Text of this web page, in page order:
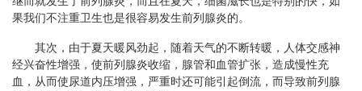
果我们不注重卫生也是很容易发生前列腺炎的。
其次，由于夏天暖风劲起，随着天气的不断转暖，人体交感神
经兴奋性增强，使前列腺炎收缩，腺管和血管扩张，造成慢性充
血，从而使尿道内压增强，严重时还可能引起倒流，而导致前列腺